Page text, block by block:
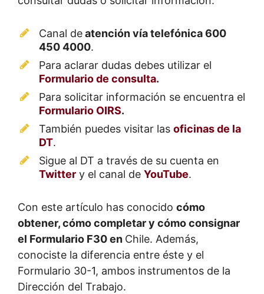
Canal deatención vía telefónica 600
450 4000.
Para aclarar dudas debes utilizar el
Formulario de consulta.
Para solicitar información se encuentra el
Formulario OIRS.
También puedes visitar las oficinas de la
DT.
Sigue al DT a través de su cuenta en
Twitter y el canal de YouTube.
Con este artículo has conocido cómo
obtener, cómo completar y cómo consignar
el Formulario F30 en Chile. Además,
conociste la diferencia entre éste y el
Formulario 30-1, ambos instrumentos de la
Dirección del Trabajo.